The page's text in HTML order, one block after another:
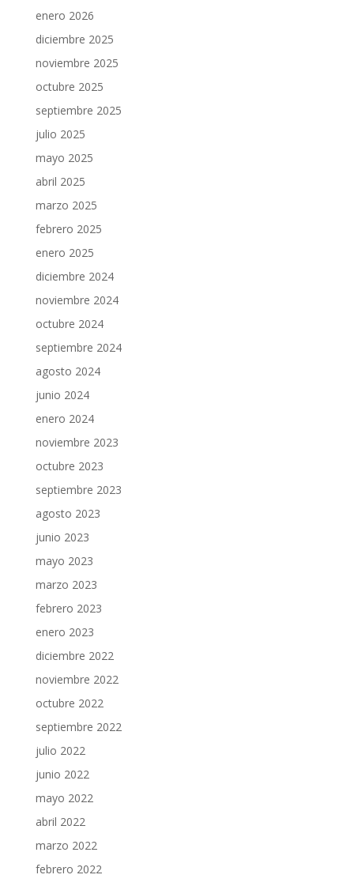
enero 2026
diciembre 2025
noviembre 2025
octubre 2025
septiembre 2025
julio 2025
mayo 2025
abril 2025
marzo 2025
febrero 2025
enero 2025
diciembre 2024
noviembre 2024
octubre 2024
septiembre 2024
agosto 2024
junio 2024
enero 2024
noviembre 2023
octubre 2023
septiembre 2023
agosto 2023
junio 2023
mayo 2023
marzo 2023
febrero 2023
enero 2023
diciembre 2022
noviembre 2022
octubre 2022
septiembre 2022
julio 2022
junio 2022
mayo 2022
abril 2022
marzo 2022
febrero 2022